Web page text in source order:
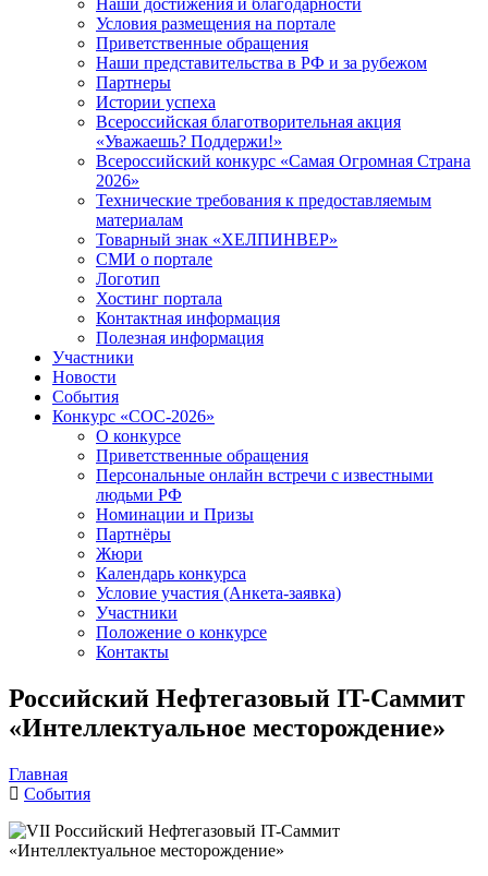
Наши достижения и благодарности
Условия размещения на портале
Приветственные обращения
Наши представительства в РФ и за рубежом
Партнеры
Истории успеха
Всероссийская благотворительная акция
«Уважаешь? Поддержи!»
Всероссийский конкурс «Самая Огромная Страна
2026»
Технические требования к предоставляемым
материалам
Товарный знак «ХЕЛПИНВЕР»
СМИ о портале
Логотип
Хостинг портала
Контактная информация
Полезная информация
Участники
Новости
События
Конкурс «СОС-2026»
О конкурсе
Приветственные обращения
Персональные онлайн встречи с известными
людьми РФ
Номинации и Призы
Партнёры
Жюри
Календарь конкурса
Условие участия (Анкета-заявка)
Участники
Положение о конкурсе
Контакты
Российский Нефтегазовый IT-Саммит
«Интеллектуальное месторождение»
Главная
События